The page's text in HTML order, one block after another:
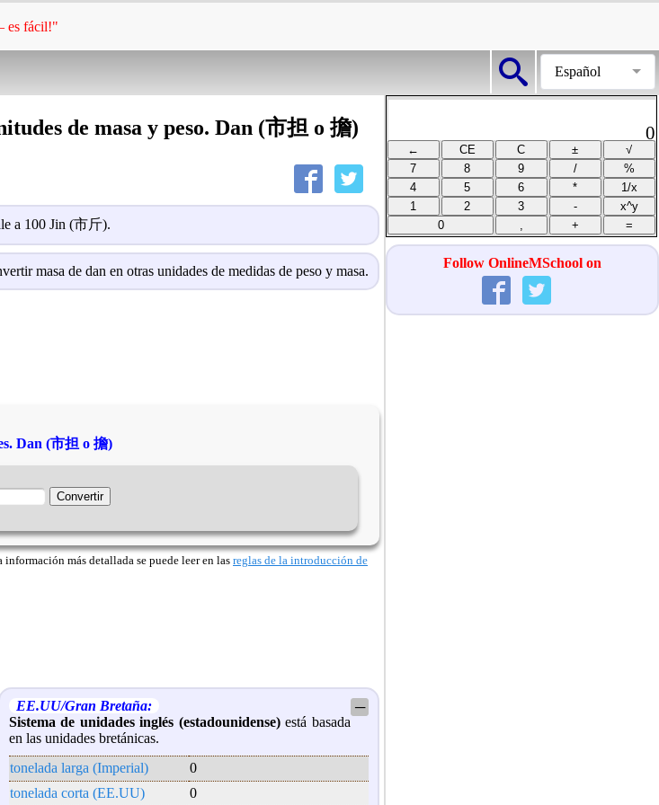
es fácil!"
Español
de masa y peso. Dan (市担 o 擔)
a 100 Jin (市斤).
masa de dan en otras unidades de medidas de peso y masa.
Dan (市担 o 擔)
más detallada se puede leer en las reglas de la introducción de
EE.UU/Gran Bretaña:
─
Sistema de unidades inglés (estadounidense)está basada
en las unidades bretánicas.
tonelada larga (Imperial)
0
tonelada corta (EE.UU)
0
0
Follow OnlineMSchool on